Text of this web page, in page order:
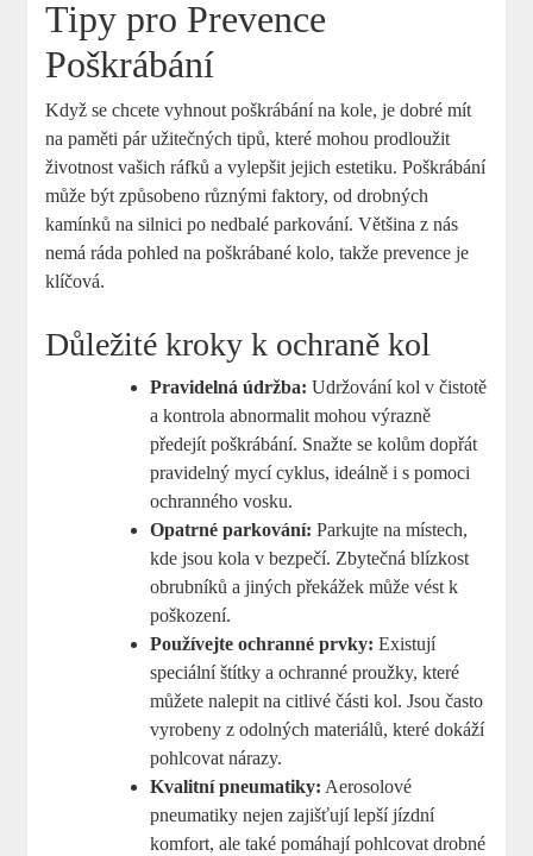
Tipy pro Prevence
Poškrábání
Když se chcete vyhnout poškrábání na kole, je dobré mít
na paměti pár užitečných tipů, které mohou prodloužit
životnost vašich ráfků a vylepšit jejich estetiku. Poškrábání
může být způsobeno různými faktory, od drobných
kamínků na silnici po nedbalé parkování. Většina z nás
nemá ráda pohled na poškrábané kolo, takže prevence je
klíčová.
Důležité kroky k ochraně kol
Pravidelná údržba: Udržování kol v čistotě
a kontrola abnormalit mohou výrazně
předejít poškrábání. Snažte se kolům dopřát
pravidelný mycí cyklus, ideálně i s pomoci
ochranného vosku.
Opatrné parkování: Parkujte na místech,
kde jsou kola v bezpečí. Zbytečná blízkost
obrubníků a jiných překážek může vést k
poškození.
Používejte ochranné prvky: Existují
speciální štítky a ochranné proužky, které
můžete nalepit na citlivé části kol. Jsou často
vyrobeny z odolných materiálů, které dokáží
pohlcovat nárazy.
Kvalitní pneumatiky: Aerosolové
pneumatiky nejen zajišťují lepší jízdní
komfort, ale také pomáhají pohlcovat drobné